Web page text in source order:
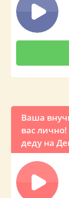
Ваша
вас
деду на